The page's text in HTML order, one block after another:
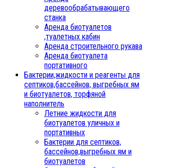
деревообрабатывающего
станка
Аренда биотуалетов
,туалетных кабин
Аренда строительного рукава
Аренда биотуалета
портативного
Бактерии,жидкости и реагенты для
септиков,бассейнов, выгребных ям
и биотуалетов, торфяной
наполнитель
Летние жидкости для
биотуалетов уличных и
портативных
Бактерии для септиков,
бассейнов,выгребных ям и
биотуалетов